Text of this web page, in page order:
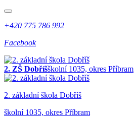
+420 775 786 992
Facebook
2. ZŠ Dobříšškolní 1035, okres Příbram
2. základníškola Dobříš
školní 1035, okres Příbram